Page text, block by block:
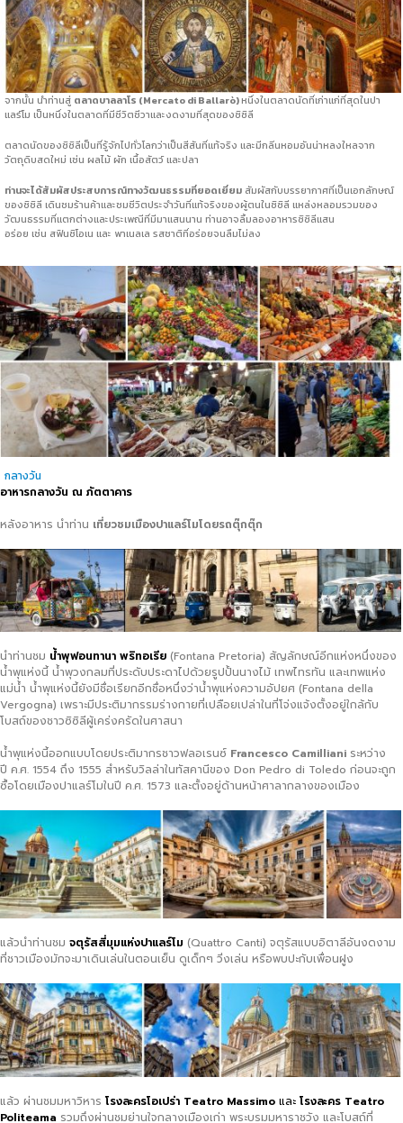
จากนั้น นำท่านสู่ ตลาดบาลลาโร (Mercato di Ballarò)หนึ่งในตลาดนัดที่เก่าแก่ที่สุดในปา
แลร์โม เป็นหนึ่งในตลาดที่มีชีวิตชีวาและงดงามที่สุดของซิซิลี
ตลาดนัดของซิซิลีเป็นที่รู้จักไปทั่วโลกว่าเป็นสีสันที่แท้จริง และมีกลิ่นหอมอันน่าหลงใหลจาก
วัตถุดิบสดใหม่ เช่น ผลไม้ ผัก เนื้อสัตว์ และปลา
ท่านจะได้สัมผัสประสบการณ์ทางวัฒนธรรมที่ยอดเยี่ยม สัมผัสกับบรรยากาศที่เป็นเอกลักษณ์
ของซิซิลี เดินชมร้านค้าและชมชีวิตประจำวันที่แท้จริงของผู้ตนในซิซิลี แหล่งหลอมรวมของ
วัฒนธรรมที่แตกต่างและประเพณีที่มีมาแสนนาน ท่านอาจลิ้มลองอาหารซิซิลีแสน
อร่อย เช่น สฟินซิโอเน และ พาเนลเล รสชาติที่อร่อยจนลืมไม่ลง
กลางวัน
อาหารกลางวัน ณ ภัตตาคาร
หลังอาหาร นำท่าน เที่ยวชมเมืองปาแลร์โมโดยรถตุ๊กตุ๊ก
นำท่านชม น้ำพุฟอนทานา พริทอเรีย (Fontana Pretoria) สัญลักษณ์อีกแห่งหนึ่งของ
น้ำพุแห่งนี้ น้ำพุวงกลมที่ประดับประดาไปด้วยรูปปั้นนางไม้ เทพไทรทัน และเทพแห่ง
แม่น้ำ น้ำพุแห่งนี้ยังมีชื่อเรียกอีกชื่อหนึ่งว่าน้ำพุแห่งความอัปยศ (Fontana della
Vergogna) เพราะมีประติมากรรมร่างกายที่เปลือยเปล่าในที่โจ่งแจ้งตั้งอยู่ใกล้กับ
โบสถ์ของชาวซิซิลีผู้เคร่งครัดในศาสนา
น้ำพุแห่งนี้ออกแบบโดยประติมากรชาวฟลอเรนซ์ Francesco Camilliani ระหว่าง
ปี ค.ศ. 1554 ถึง 1555 สำหรับวิลล่าในทัสคานีของ Don Pedro di Toledo ก่อนจะถูก
ซื้อโดยเมืองปาแลร์โมในปี ค.ศ. 1573 และตั้งอยู่ด้านหน้าศาลากลางของเมือง
แล้วนำท่านชม จตุรัสสี่มุมแห่งปาแลร์โม (Quattro Canti) จตุรัสแบบอิตาลีอันงดงาม
ที่ชาวเมืองมักจะมาเดินเล่นในตอนเย็น ดูเด็กๆ วิ่งเล่น หรือพบปะกับเพื่อนฝูง
แล้ว ผ่านชมมหาวิหาร โรงละครโอเปร่า Teatro Massimo และ โรงละคร Teatro
Politeama รวมถึงผ่านชมย่านใจกลางเมืองเก่า พระบรมมหาราชวัง และโบสถ์ที่